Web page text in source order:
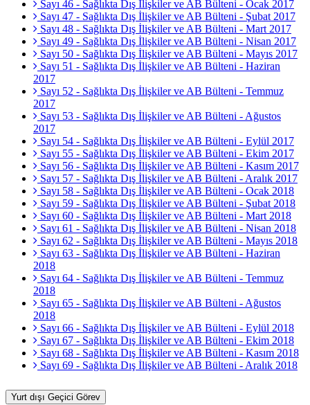
Sayı 46 - Sağlıkta Dış İlişkiler ve AB Bülteni - Ocak 2017
Sayı 47 - Sağlıkta Dış İlişkiler ve AB Bülteni - Şubat 2017
Sayı 48 - Sağlıkta Dış İlişkiler ve AB Bülteni - Mart 2017
Sayı 49 - Sağlıkta Dış İlişkiler ve AB Bülteni - Nisan 2017
Sayı 50 - Sağlıkta Dış İlişkiler ve AB Bülteni - Mayıs 2017
Sayı 51 - Sağlıkta Dış İlişkiler ve AB Bülteni - Haziran
2017
Sayı 52 - Sağlıkta Dış İlişkiler ve AB Bülteni - Temmuz
2017
Sayı 53 - Sağlıkta Dış İlişkiler ve AB Bülteni - Ağustos
2017
Sayı 54 - Sağlıkta Dış İlişkiler ve AB Bülteni - Eylül 2017
Sayı 55 - Sağlıkta Dış İlişkiler ve AB Bülteni - Ekim 2017
Sayı 56 - Sağlıkta Dış İlişkiler ve AB Bülteni - Kasım 2017
Sayı 57 - Sağlıkta Dış İlişkiler ve AB Bülteni - Aralık 2017
Sayı 58 - Sağlıkta Dış İlişkiler ve AB Bülteni - Ocak 2018
Sayı 59 - Sağlıkta Dış İlişkiler ve AB Bülteni - Şubat 2018
Sayı 60 - Sağlıkta Dış İlişkiler ve AB Bülteni - Mart 2018
Sayı 61 - Sağlıkta Dış İlişkiler ve AB Bülteni - Nisan 2018
Sayı 62 - Sağlıkta Dış İlişkiler ve AB Bülteni - Mayıs 2018
Sayı 63 - Sağlıkta Dış İlişkiler ve AB Bülteni - Haziran
2018
Sayı 64 - Sağlıkta Dış İlişkiler ve AB Bülteni - Temmuz
2018
Sayı 65 - Sağlıkta Dış İlişkiler ve AB Bülteni - Ağustos
2018
Sayı 66 - Sağlıkta Dış İlişkiler ve AB Bülteni - Eylül 2018
Sayı 67 - Sağlıkta Dış İlişkiler ve AB Bülteni - Ekim 2018
Sayı 68 - Sağlıkta Dış İlişkiler ve AB Bülteni - Kasım 2018
Sayı 69 - Sağlıkta Dış İlişkiler ve AB Bülteni - Aralık 2018
Yurt dışı Geçici Görev